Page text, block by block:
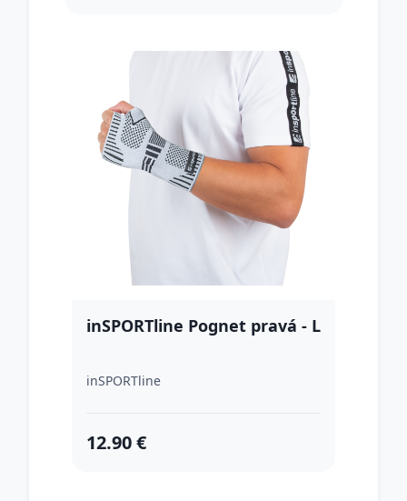
inSPORTline Pognet pravá - L
inSPORTline
12.90 €